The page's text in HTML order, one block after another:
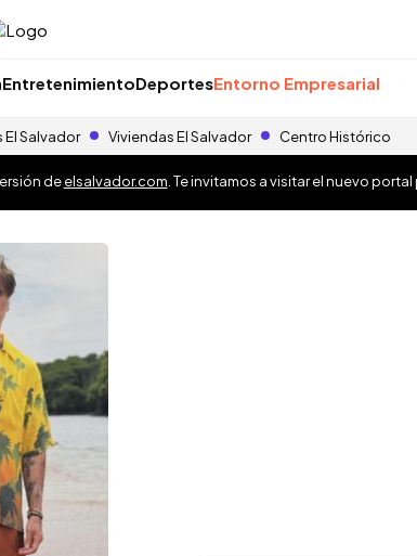
EntretenimientoDeportesEntorno Empresarial
El Salvador Viviendas El Salvador Centro Histórico
deelsalvador.com . Te invitamos a visitar el nuevo